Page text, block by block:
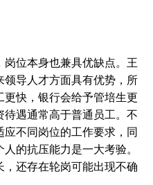
位本身也兼具优缺点。王
导人才方面具有优势，所
快，银行会给予管培生更
遇通常高于普通员工。不
不同岗位的工作要求，同
的抗压能力是一大考验。
还存在轮岗可能出现不确